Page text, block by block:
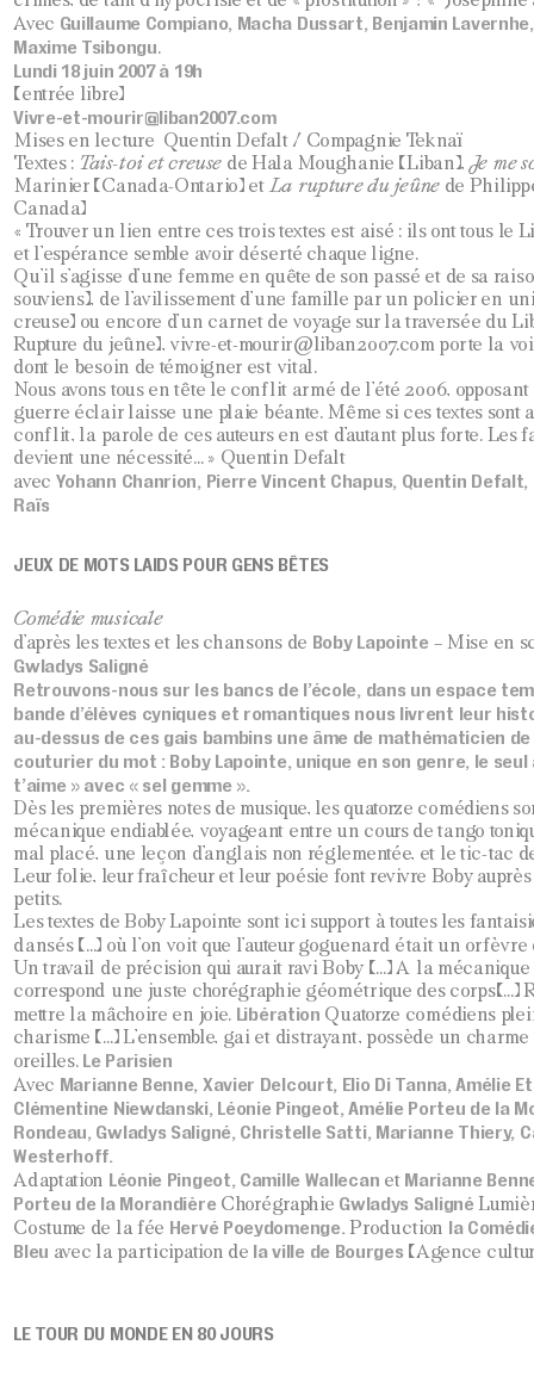
Avec Guillaume Compiano, Macha Dussart, Benjamin
Maxime Tsibongu.
Lundi 18 juin 2007 à 19h
(entrée libre)
Vivre-et-mourir@liban2007.com
Mises en lecture Quentin Defalt / Compagnie Teknaï
Textes : Tais-toi et creuse de Hala Moughanie (Liban), Je me
Marinier (Canada-Ontario) et La rupture du jeûnede
Canada)
« Trouver un lien entre ces trois textes est aisé : ils ont tous le
et l’espérance semble avoir déserté chaque ligne.
Qu’il s’agisse d’une femme en quête de son passé et de sa
souviens), de l’avilissement d’une famille par un policier en
creuse) ou encore d’un carnet de voyage sur la traversée du
Rupture du jeûne), vivre-et-mourir@liban2007.com porte la
dont le besoin de témoigner est vital.
Nous avons tous en tête le conflit armé de l’été 2006,
guerre éclair laisse une plaie béante. Même si ces textes sont
conflit, la parole de ces auteurs en est d’autant plus forte. Les
devient une nécessité… » Quentin Defalt
avec Yohann Chanrion, Pierre Vincent Chapus, Quentin
Raïs
JEUX DE MOTS LAIDS POUR GENS BÊTES
Comédie musicale
d’après les textes et les chansons de Boby Lapointe – Mise en
Gwladys Saligné
Retrouvons-nous sur les bancs de l’école, dans un espace
bande d’élèves cyniques et romantiques nous livrent leur
au-dessus de ces gais bambins une âme de mathématicien
couturier du mot : Boby Lapointe, unique en son genre, le
t’aime » avec « sel gemme ».
Dès les premières notes de musique, les quatorze comédiens
mécanique endiablée, voyageant entre un cours de tango
mal placé, une leçon d’anglais non réglementée, et le tic-tac de
Leur folie, leur fraîcheur et leur poésie font revivre Boby
petits.
Les textes de Boby Lapointe sont ici support à toutes les
dansés (…) où l’on voit que l’auteur goguenard était un
Un travail de précision qui aurait ravi Boby (…) A la mécanique
correspond une juste chorégraphie géométrique des corps(…)
mettre la mâchoire en joie. Libération Quatorze comédiens
charisme (…) L’ensemble, gai et distrayant, possède un
oreilles. Le Parisien
Avec Marianne Benne, Xavier Delcourt, Elio Di Tanna, Amélie
Clémentine Niewdanski, Léonie Pingeot, Amélie Porteu de la
Rondeau, Gwladys Saligné, Christelle Satti, Marianne Thiery,
Westerhoff.
Adaptation Léonie Pingeot, Camille Wallecan et Marianne
Porteu de la Morandière Chorégraphie Gwladys Saligné
Costume de la fée Hervé Poeydomenge.Production la
Bleu avec la participation de la ville de Bourges (Agence
LE TOUR DU MONDE EN 80 JOURS